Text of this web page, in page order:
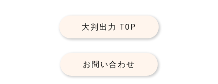
大判出力 TOP
お問い合わせ